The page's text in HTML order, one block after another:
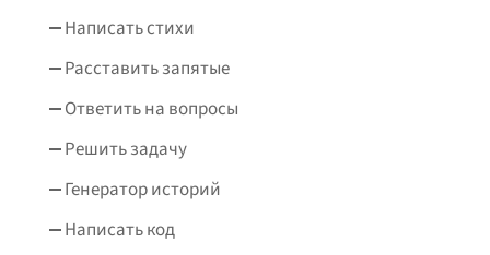
Написать стихи
Расставить запятые
Ответить на вопросы
Решить задачу
Генератор историй
Написать код